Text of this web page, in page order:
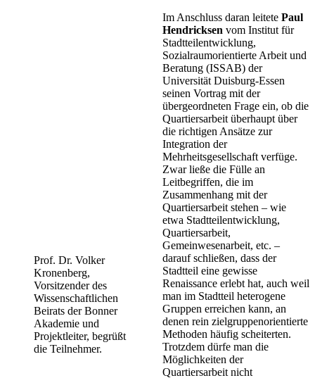
Prof. Dr. Volker
Kronenberg,
Vorsitzender des
Wissenschaftlichen
Beirats der Bonner
Akademie und
Projektleiter, begrüßt
die Teilnehmer.
Im Anschluss daran leitete Paul
Hendricksen vom Institut für
Stadtteilentwicklung,
Sozialraumorientierte Arbeit und
Beratung (ISSAB) der
Universität Duisburg-Essen
seinen Vortrag mit der
übergeordneten Frage ein, ob die
Quartiersarbeit überhaupt über
die richtigen Ansätze zur
Integration der
Mehrheitsgesellschaft verfüge.
Zwar ließe die Fülle an
Leitbegriffen, die im
Zusammenhang mit der
Quartiersarbeit stehen – wie
etwa Stadtteilentwicklung,
Quartiersarbeit,
Gemeinwesenarbeit, etc. –
darauf schließen, dass der
Stadtteil eine gewisse
Renaissance erlebt hat, auch weil
man im Stadtteil heterogene
Gruppen erreichen kann, an
denen rein zielgruppenorientierte
Methoden häufig scheiterten.
Trotzdem dürfe man die
Möglichkeiten der
Quartiersarbeit nicht